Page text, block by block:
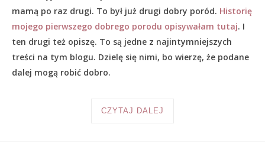
mamą po raz drugi. To był już drugi dobry poród. Historię
mojego pierwszego dobrego porodu opisywałam tutaj. I
ten drugi też opiszę. To są jedne z najintymniejszych
treści na tym blogu. Dzielę się nimi, bo wierzę, że podane
dalej mogą robić dobro.
CZYTAJ DALEJ